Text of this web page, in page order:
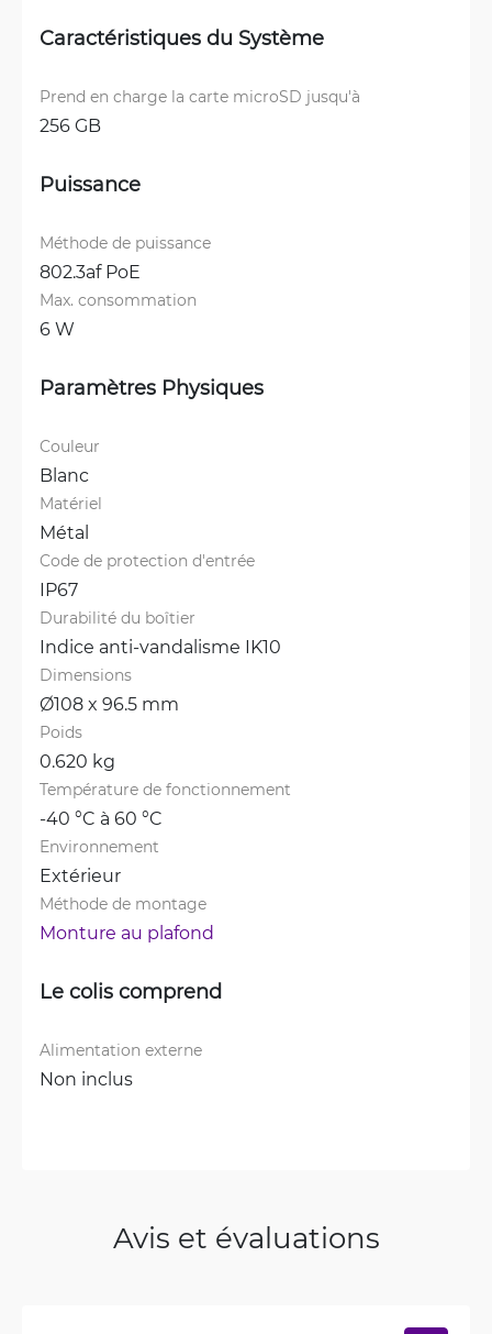
Caractéristiques du Système
Prend en charge la carte microSD jusqu'à
256 GB
Puissance
Méthode de puissance
802.3af PoE
Max. consommation
6 W
Paramètres Physiques
Couleur
Blanc
Matériel
Métal
Code de protection d'entrée
IP67
Durabilité du boîtier
Indice anti-vandalisme IK10
Dimensions
Ø108 x 96.5 mm
Poids
0.620 kg
Température de fonctionnement
-40 °C à 60 °C
Environnement
Extérieur
Méthode de montage
Monture au plafond
Le colis comprend
Alimentation externe
Non inclus
Avis et évaluations